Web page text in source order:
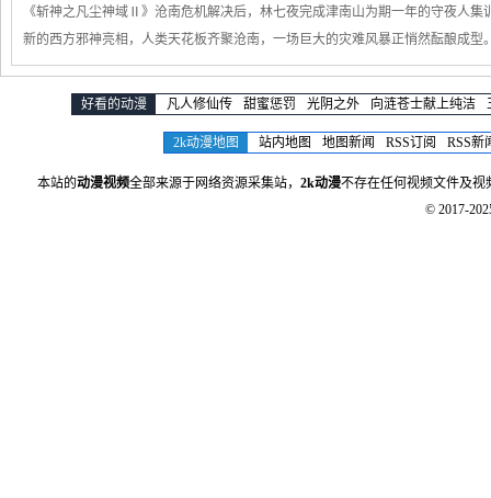
《斩神之凡尘神域Ⅱ》沧南危机解决后，林七夜完成津南山为期一年的守夜人
新的西方邪神亮相，人类天花板齐聚沧南，一场巨大的灾难风暴正悄然酝酿成
好看的动漫 凡人修仙传 甜蜜惩罚 光阴之外 向涟苍士献上纯洁
2k动漫地图 站内地图 地图新闻 RSS订阅 RSS新
本站的动漫视频全部来源于网络资源采集站， 2k动漫不存在任何视频文件及视
© 2017-